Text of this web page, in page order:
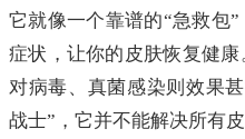
它就像一个靠谱的“急救包
症状，让你的皮肤恢复健康
对病毒、真菌感染则效果
战士”，它并不能解决所有皮